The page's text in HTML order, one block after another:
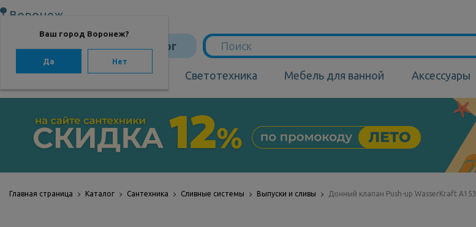
Воронеж
Ваш город Воронеж?
Да Нет
Каталог
Сантехника
Мебель для ванной
Мебель из бамбука
Аксессуары для
Сантехника Светотехника Мебель для ванной Аксессуары
Главная страница Каталог Сантехника Сливные системы Выпуски и сливы Донный клапан Push-up WasserKraft A153